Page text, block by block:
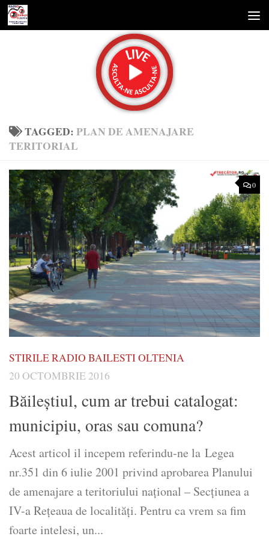
Skip to content
TAGGED:PLAN DE AMENAJARE
TERITORIAL
0
STIRILE RADIO BAILESTI OLTENIA
20 OCTOMBRIE 2016
Băileștiul, cum ar trebui catalogat:
municipiu, oras sau comuna?
Acest articol il incepem referindu-ne la Legea
nr.351 din 6 iulie 2001 privind aprobarea Planului
de amenajare a teritoriului naţional – Secţiunea a
IV-a Reţeaua de localităţi. Pentru ca vrem sa fim
foarte intelesi, un...